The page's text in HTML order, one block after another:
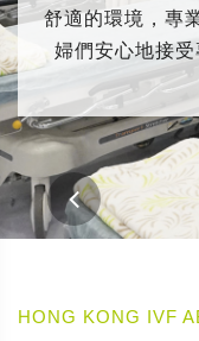
舒適的環境，專
婦們安心地接
HONG KONG IVF